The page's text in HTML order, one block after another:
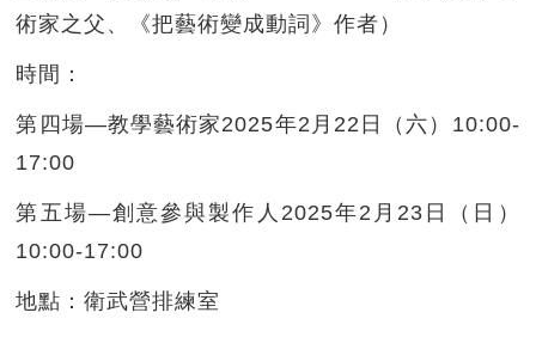
術家之父、《把藝術變成動詞》作者）
時間：
第四場—教學藝術家2025年2月22日（六）10:00-
17:00
第五場—創意參與製作人2025年2月23日（日）
10:00-17:00
地點：衛武營排練室